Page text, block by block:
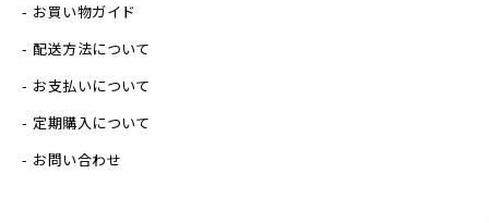
お買い物ガイド
配送方法について
お支払いについて
定期購入について
お問い合わせ